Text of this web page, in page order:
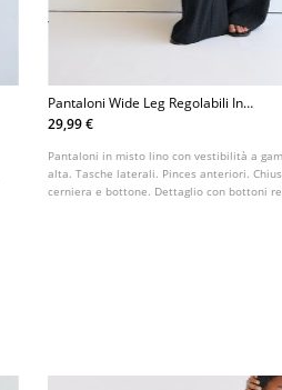
Pantaloni Wide Leg Regolabili In
Misto Lino
29,99 €
Pantaloni in misto lino con vestibilità a
alta. Tasche laterali. Pinces anteriori.
cerniera e bottone. Dettaglio con bottoni